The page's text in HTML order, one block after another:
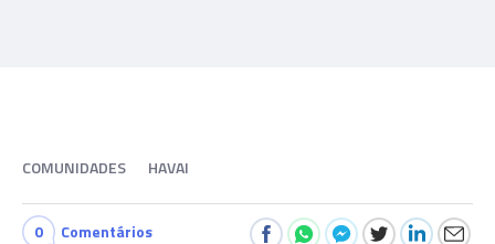
COMUNIDADES HAVAI
0 Comentários